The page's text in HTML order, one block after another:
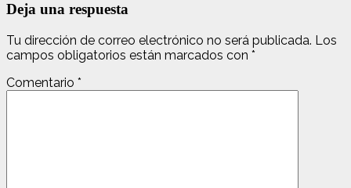
Deja una respuesta
Tu dirección de correo electrónico no será publicada. Los
campos obligatorios están marcados con *
Comentario *